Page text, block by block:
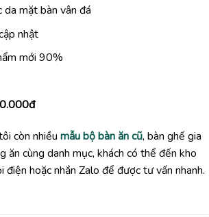
da mặt bàn vân đá
nhật
mới 90%
còn nhiều mẫu bộ bàn ăn cũ, bàn ghế gia
ăn cùng danh mục, khách có thể đến kho
hoặc nhắn Zalo để được tư vấn nhanh.